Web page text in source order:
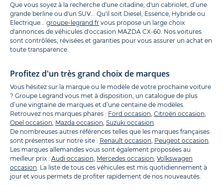
Que vous soyez à la recherche d'une citadine, d'un cabriolet, d’une
grande berline ou d'un SUV... Qu'il soit Diesel, Essence, Hybride ou
Electrique... groupe-legrand.fr vous propose un large choix
d'annonces de véhicules d'occasion MAZDA CX-60. Nos voitures
sont contrôlées, révisées et garanties pour vous assurer un achat en
toute transparence.
Profitez d'un très grand choix de marques
Vous hésitez sur la marque ou le modèle de votre prochaine voiture
? Groupe Legrand vous met à disposition, un catalogue de plus
d’une vingtaine de marques et d’une centaine de modèles.
Retrouvez nos marques phares : Ford occasion Citroën occasion
Opel occasion Mazda occasion Suzuki occasion
De nombreuses autres références telles que les marques françaises
sont présentes sur notre site : Renault occasion Peugeot occasion
Les marques allemandes vous sont également proposées au
meilleur prix : Audi occasion Mercedes occasion Volkswagen
occasion . La liste de tous ces véhicules est mis quotidiennement à
jour et vous permets de profiter rapidement de nos nouveautés.